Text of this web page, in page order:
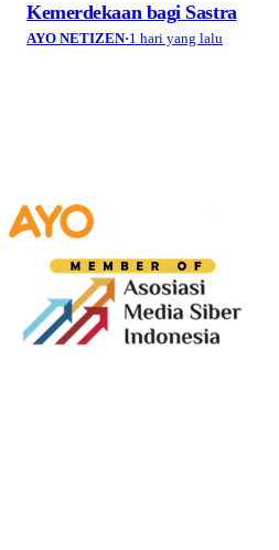
Kemerdekaan bagi Sastra
AYO NETIZEN·1 hari yang lalu